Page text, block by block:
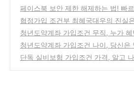
페이스북 보안 제한 해제하는 법! 빠
하는 꿀팁
(1)
협정가입 조건부 최혜국대우의 진실
청년도약계좌 가입조건 무직, 누가 혜
까?
(0)
청년도약계좌 가입조건 나이, 당신은
(1)
단독 실비보험 가입조건 가격, 알고